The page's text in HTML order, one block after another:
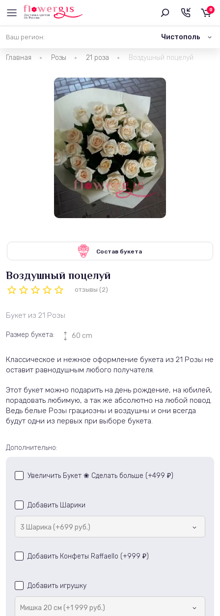
Ваш регион: Чистополь
0
Главная Розы 21 роза Воздушный поцелуй
Состав букета
Воздушный поцелуй
отзывы (2)
Букет из 21 Розы
Размер букета: 60 cm
Классическое и нежное оформление букета из 21 Розы не
оставит равнодушным любого получателя.
Этот букет можно подарить на день рождение, на юбилей,
порадовать любимую, а так же абсолютно на любой повод.
Ведь белые Розы грациозны и воздушны и они всегда
будут одни из первых при выборе букета.
Дополнительно:
Увеличить Букет ❀ Сделать больше (+499 ₽ )
Добавить Шарики
3 Шарика (+699 руб.)
Добавить Конфеты Raffaello (+999 ₽ )
Добавить игрушку
Мишка 20 см (+1 999 руб.)